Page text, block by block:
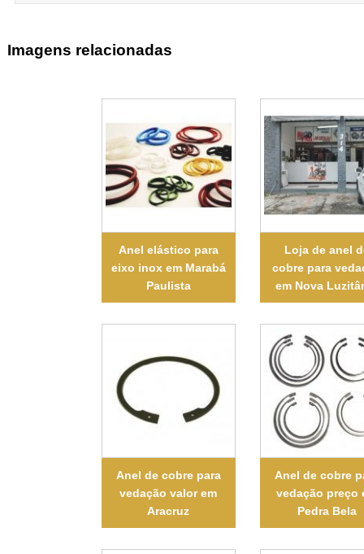
Imagens relacionadas
Anel elástico para
eixo inox em Marabá
Paulista
Loja de anel
cobre para
em Nova
Anel de cobre para
vedação valor em
Aracruz
Anel de cobre
vedação preço
Pedra Bela